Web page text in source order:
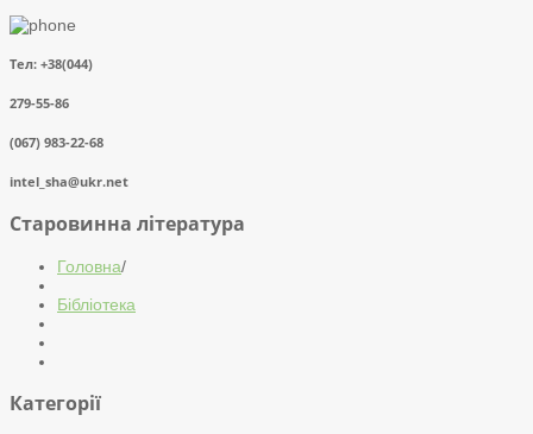
Тел: +38(044)
279-55-86
(067) 983-22-68
intel_sha@ukr.net
Старовинна література
Головна/
Бібліотека
Категорії